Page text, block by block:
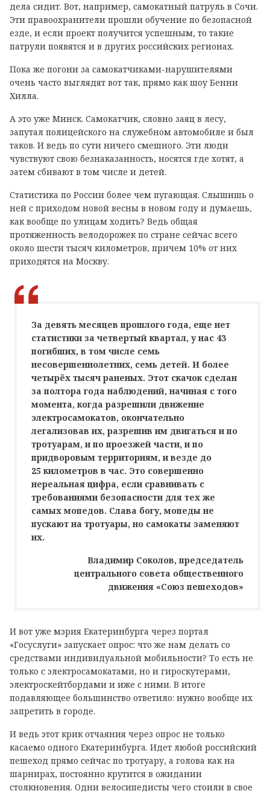
дела сидит. Вот, например, самокатный патруль в Сочи.
Эти правоохранители прошли обучение по безопасной
езде, и если проект получится успешным, то такие
патрули появятся и в других российских регионах.
Пока же погони за самокатчиками-нарушителями
очень часто выглядят вот так, прямо как шоу Бенни
Хилла.
А это уже Минск. Самокатчик, словно заяц в лесу,
запутал полицейского на служебном автомобиле и был
таков. И ведь по сути ничего смешного. Эти люди
чувствуют свою безнаказанность, носятся где хотят, а
затем сбивают в том числе и детей.
Статистика по России более чем пугающая. Слышишь о
ней с приходом новой весны в новом году и думаешь,
как вообще по улицам ходить? Ведь общая
протяженность велодорожек по стране сейчас всего
около шести тысяч километров, причем 10% от них
приходятся на Москву.
За девять месяцев прошлого года, еще нет
статистики за четвертый квартал, у нас 43
погибших, в том числе семь
несовершеннолетних, семь детей. И более
четырёх тысяч раненых. Этот скачок сделан
за полтора года наблюдений, начиная с того
момента, когда разрешили движение
электросамокатов, окончательно
легализовав их, разрешив им двигаться и по
тротуарам, и по проезжей части, и по
придворовым территориям, и везде до
25 километров в час. Это совершенно
нереальная цифра, если сравнивать с
требованиями безопасности для тех же
самых мопедов. Слава богу, мопеды не
пускают на тротуары, но самокаты заменяют
их.
Владимир Соколов, председатель
центрального совета общественного
движения «Союз пешеходов»
И вот уже мэрия Екатеринбурга через портал
«Госуслуги» запускает опрос: что же нам делать со
средствами индивидуальной мобильности? То есть не
только с электросамокатами, но и гироскутерами,
электроскейтбордами и иже с ними. В итоге
подавляющее большинство ответило: нужно вообще их
запретить в городе.
И ведь этот крик отчаяния через опрос не только
касаемо одного Екатеринбурга. Идет любой российский
пешеход прямо сейчас по тротуару, а голова как на
шарнирах, постоянно крутится в ожидании
столкновения. Одни велосипедисты чего стоили в свое